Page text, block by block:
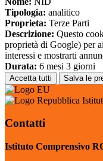
Tipologia: analitico
Proprieta: Terze Parti
Descrizione: Questo
proprietà di Google) per
interessi e mostrarti
Durata: 6 mesi 3 giorni
Accetta tutti Salva le
Contatti
Istituto Comprensivo